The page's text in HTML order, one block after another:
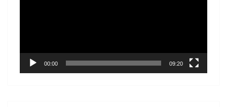
00:00 09:20